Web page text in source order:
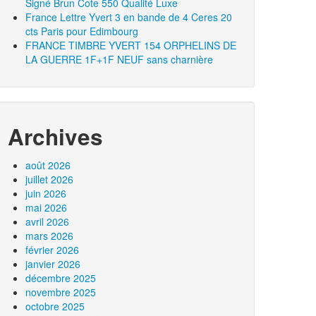
Signé Brun Cote 550 Qualité Luxe
France Lettre Yvert 3 en bande de 4 Ceres 20
cts Paris pour Edimbourg
FRANCE TIMBRE YVERT 154 ORPHELINS DE
LA GUERRE 1F+1F NEUF sans charnière
Archives
août 2026
juillet 2026
juin 2026
mai 2026
avril 2026
mars 2026
février 2026
janvier 2026
décembre 2025
novembre 2025
octobre 2025